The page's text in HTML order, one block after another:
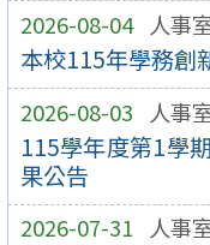
2026-08-04 人事
本校115年學務創
2026-08-03 人事
115學年度第1學
果公告
2026-07-31 人事